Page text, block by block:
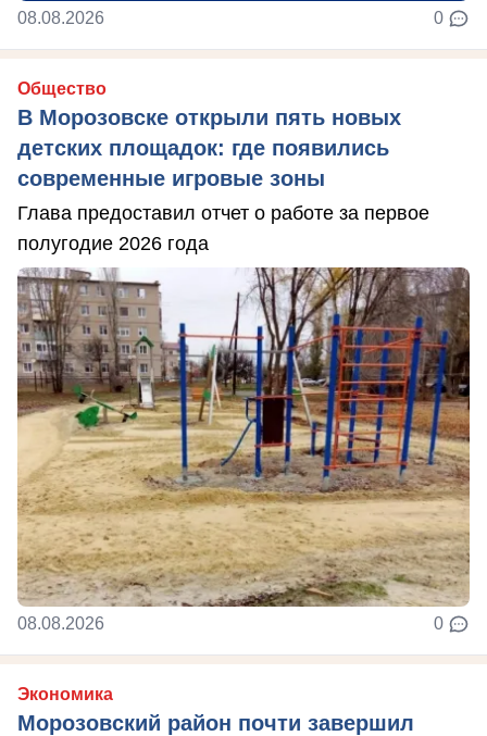
08.08.2026 0
Общество
В Морозовске открыли пять новых
детских площадок: где появились
современные игровые зоны
Глава предоставил отчет о работе за первое
полугодие 2026 года
08.08.2026 0
Экономика
Морозовский район почти завершил